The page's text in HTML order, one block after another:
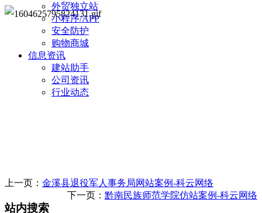
外贸独立站
小程序/APP
安全防护
购物商城
信息资讯
建站助手
公司资讯
行业动态
上一页： 金溪县退役军人事务局网站案例-科云网络
下一页： 黔南民族师范学院仿站案例-科云网络
站内搜索